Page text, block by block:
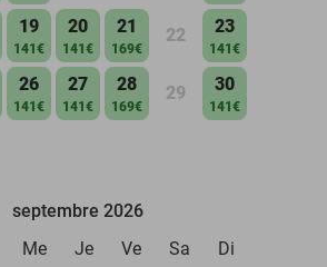
19
141€
20
141€
21
169€
22 23
141€
26
141€
27
141€
28
169€
29 30
141€
septembre 2026
Me Je Ve Sa Di